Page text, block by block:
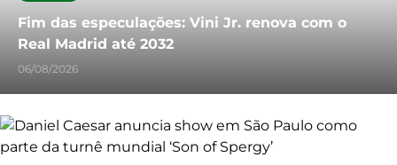
Fim das especulações: Vini Jr. renova com o
Real Madrid até 2032
06/08/2026